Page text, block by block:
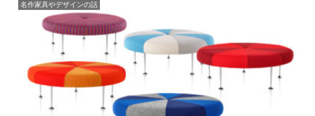
名作家具やデザインの話